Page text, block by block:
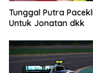
Tunggal Putra
Untuk Jonatan dkk